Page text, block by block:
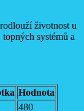
životnost u
systémů a
Hodnota
480